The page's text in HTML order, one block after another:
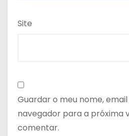
Site
Guardar o meu nome,
navegador para a próxima
comentar.